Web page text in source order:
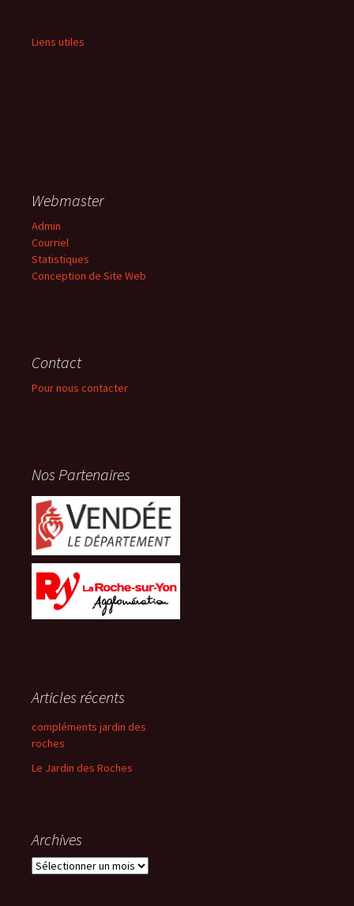
Liens utiles
Webmaster
Admin
Courriel
Statistiques
Conception de Site Web
Contact
Pour nous contacter
Nos Partenaires
Articles récents
compléments jardin des
roches
Le Jardin des Roches
Archives
Archives